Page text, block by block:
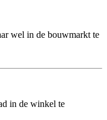
wel in de bouwmarkt te
in de winkel te